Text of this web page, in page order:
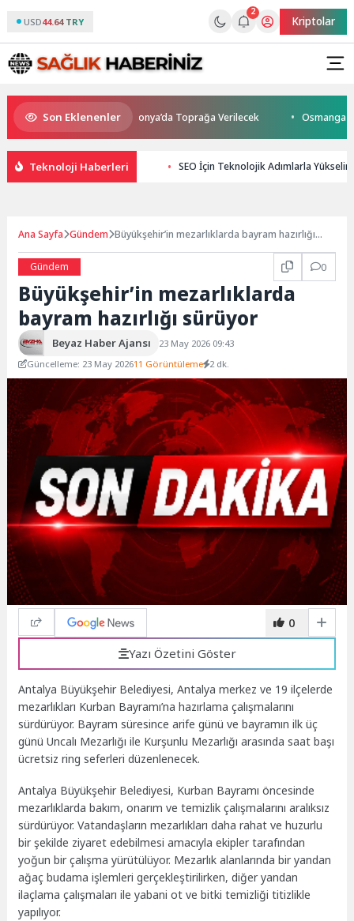
USD44.64 TRY
2
Kriptolar
Son Eklenenler
Kaybetti: Kuzey Makedonya’da Toprağa Verilecek Osmangazi’de
Teknoloji Haberleri SEO İçin Teknolojik Adımlarla Yükselin!
Ana Sayfa Gündem Büyükşehir’in mezarlıklarda bayram hazırlığı
Gündem
0
Büyükşehir’in mezarlıklarda
bayram hazırlığı sürüyor
Beyaz Haber Ajansı
23 May 2026 09:43
Güncelleme: 23 May 202611 Görüntüleme 2 dk.
0
Yazı Özetini Göster
Antalya Büyükşehir Belediyesi, Antalya merkez ve 19 ilçelerde
mezarlıkları Kurban Bayramı’na hazırlama çalışmalarını
sürdürüyor. Bayram süresince arife günü ve bayramın ilk üç
günü Uncalı Mezarlığı ile Kurşunlu Mezarlığı arasında saat başı
ücretsiz ring seferleri düzenlenecek.
Antalya Büyükşehir Belediyesi, Kurban Bayramı öncesinde
mezarlıklarda bakım, onarım ve temizlik çalışmalarını aralıksız
sürdürüyor. Vatandaşların mezarlıkları daha rahat ve huzurlu
bir şekilde ziyaret edebilmesi amacıyla ekipler tarafından
yoğun bir çalışma yürütülüyor. Mezarlık alanlarında bir yandan
ağaç budama işlemleri gerçekleştirilirken, diğer yandan
ilaçlama çalışmaları ile yabani ot ve bitki temizliği titizlikle
yapılıyor.